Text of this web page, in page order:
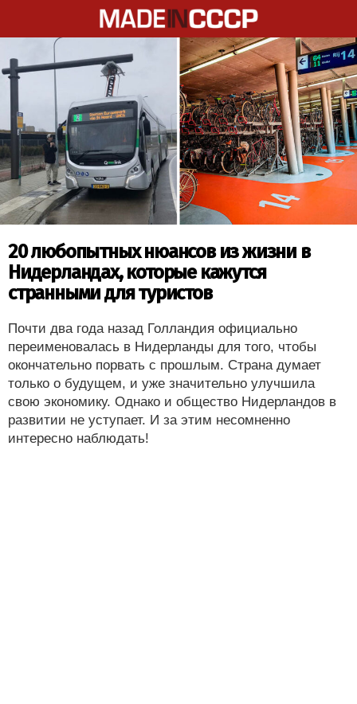
20 любопытных нюансов из жизни в
Нидерландах, которые кажутся
странными для туристов
Почти два года назад Голландия официально
переименовалась в Нидерланды для того, чтобы
окончательно порвать с прошлым. Страна думает
только о будущем, и уже значительно улучшила
свою экономику. Однако и общество Нидерландов в
развитии не уступает. И за этим несомненно
интересно наблюдать!